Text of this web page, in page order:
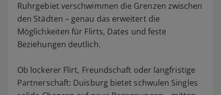
Ruhrgebiet verschwimmen die Grenzen zwischen
den Städten – genau das erweitert die
Möglichkeiten für Flirts, Dates und feste
Beziehungen deutlich.
Ob lockerer Flirt, Freundschaft oder langfristige
Partnerschaft: Duisburg bietet schwulen Singles